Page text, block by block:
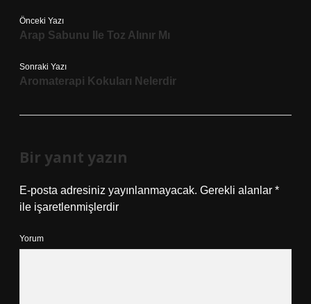
Önceki Yazı
Arap Sabunu Ile Toz Alınır Mı
Sonraki Yazı
Aromaterapi Kokuları Nelerdir
Bir yanıt yazın
E-posta adresiniz yayınlanmayacak. Gerekli alanlar *
ile işaretlenmişlerdir
Yorum